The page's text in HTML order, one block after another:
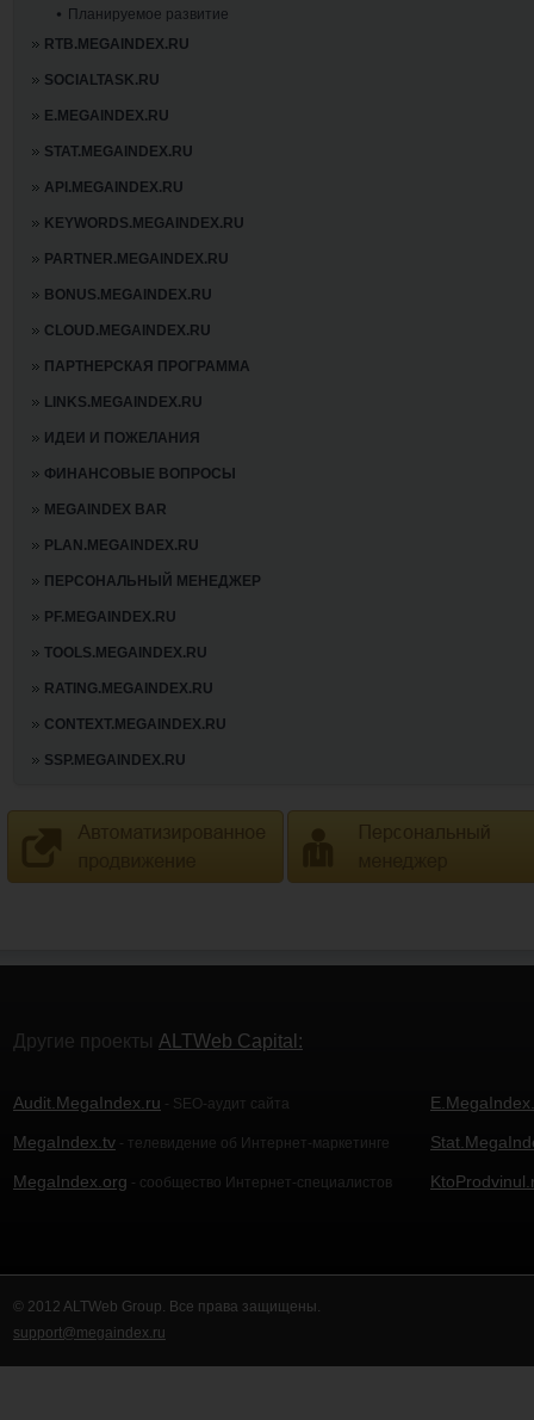
Планируемое развитие
RTB.MEGAINDEX.RU
SOCIALTASK.RU
E.MEGAINDEX.RU
STAT.MEGAINDEX.RU
API.MEGAINDEX.RU
KEYWORDS.MEGAINDEX.RU
PARTNER.MEGAINDEX.RU
BONUS.MEGAINDEX.RU
CLOUD.MEGAINDEX.RU
ПАРТНЕРСКАЯ ПРОГРАММА
LINKS.MEGAINDEX.RU
ИДЕИ И ПОЖЕЛАНИЯ
ФИНАНСОВЫЕ ВОПРОСЫ
MEGAINDEX BAR
PLAN.MEGAINDEX.RU
ПЕРСОНАЛЬНЫЙ МЕНЕДЖЕР
PF.MEGAINDEX.RU
TOOLS.MEGAINDEX.RU
RATING.MEGAINDEX.RU
CONTEXT.MEGAINDEX.RU
SSP.MEGAINDEX.RU
Другие проекты ALTWeb Capital:
Audit.MegaIndex.ru - SEO-аудит сайта
MegaIndex.tv - телевидение об Интернет-маркетинге
MegaIndex.org - сообщество Интернет-специалистов
© 2012 ALTWeb Group. Все права защищены.
support@megaindex.ru